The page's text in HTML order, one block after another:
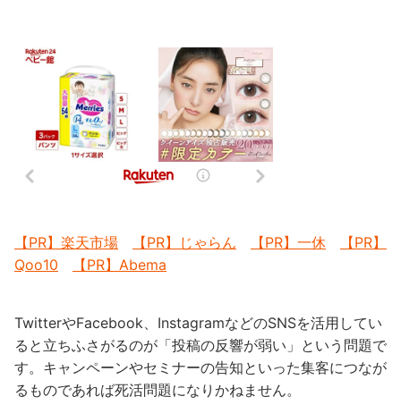
【PR】楽天市場 【PR】じゃらん 【PR】一休
【PR】
Qoo10
【PR】Abema
TwitterやFacebook、InstagramなどのSNSを活用してい
ると立ちふさがるのが「投稿の反響が弱い」という問題で
す。キャンペーンやセミナーの告知といった集客につなが
るものであれば死活問題になりかねません。